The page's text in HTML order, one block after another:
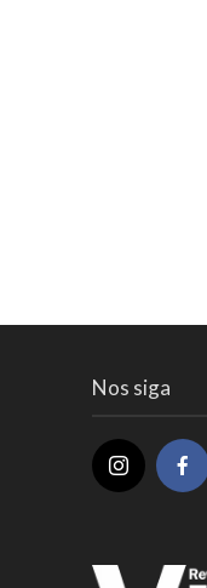
Nos siga